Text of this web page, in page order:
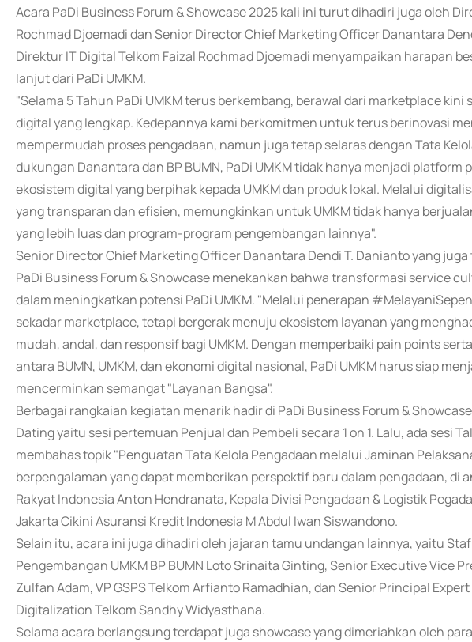
Acara PaDi Business Forum & Showcase 2025 kali ini turut dihadiri juga oleh
Rochmad Djoemadi dan Senior Director Chief Marketing Officer Danantara
Direktur IT Digital Telkom Faizal Rochmad Djoemadi menyampaikan harapan
lanjut dari PaDi UMKM.
"Selama 5 Tahun PaDi UMKM terus berkembang, berawal dari marketplace
digital yang lengkap. Kedepannya kami berkomitmen untuk terus berinovasi
mempermudah proses pengadaan, namun juga tetap selaras dengan Tata
dukungan Danantara dan BP BUMN, PaDi UMKM tidak hanya menjadi platform
ekosistem digital yang berpihak kepada UMKM dan produk lokal. Melalui
yang transparan dan efisien, memungkinkan untuk UMKM tidak hanya
yang lebih luas dan program-program pengembangan lainnya".
Senior Director Chief Marketing Officer Danantara Dendi T. Danianto yang
PaDi Business Forum & Showcase menekankan bahwa transformasi service
dalam meningkatkan potensi PaDi UMKM. "Melalui penerapan
sekadar marketplace, tetapi bergerak menuju ekosistem layanan yang
mudah, andal, dan responsif bagi UMKM. Dengan memperbaiki pain points
antara BUMN, UMKM, dan ekonomi digital nasional, PaDi UMKM harus siap
mencerminkan semangat "Layanan Bangsa".
Berbagai rangkaian kegiatan menarik hadir di PaDi Business Forum &
Dating yaitu sesi pertemuan Penjual dan Pembeli secara 1 on 1. Lalu, ada sesi
membahas topik "Penguatan Tata Kelola Pengadaan melalui Jaminan
berpengalaman yang dapat memberikan perspektif baru dalam pengadaan, di
Rakyat Indonesia Anton Hendranata, Kepala Divisi Pengadaan & Logistik
Jakarta Cikini Asuransi Kredit Indonesia M Abdul Iwan Siswandono.
Selain itu, acara ini juga dihadiri oleh jajaran tamu undangan lainnya, yaitu
Pengembangan UMKM BP BUMN Loto Srinaita Ginting, Senior Executive Vice
Zulfan Adam, VP GSPS Telkom Arfianto Ramadhian, dan Senior Principal
Digitalization Telkom Sandhy Widyasthana.
Selama acara berlangsung terdapat juga showcase yang dimeriahkan oleh